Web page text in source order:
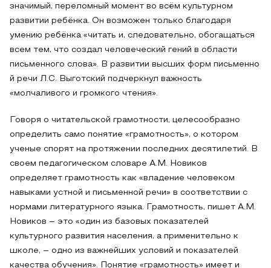
значимый, переломный момент во всём культурном
развитии ребёнка. Он возможен только благодаря
умению ребёнка «читать и, следовательно, обогащаться
всем тем, что создал человеческий гений в области
письменного слова». В развитии высших форм письменно
й речи Л.С. Выготский подчеркнул важность
«молчаливого и громкого чтения».
Говоря о читательской грамотности, целесообразно
определить само понятие «грамотность», о котором
ученые спорят на протяжении последних десятилетий. В
своем педагогическом словаре А.М. Новиков
определяет грамотность как «владение человеком
навыками устной и письменной речи» в соответствии с
нормами литературного языка. Грамотность, пишет А.М.
Новиков – это «один из базовых показателей
культурного развития населения, а применительно к
школе, – одно из важнейших условий и показателей
качества обучения». Понятие «грамотность» имеет и